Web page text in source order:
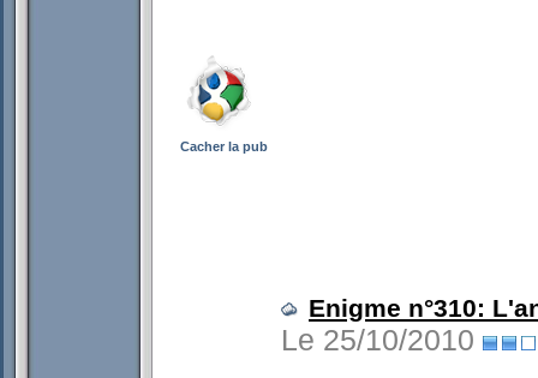
Cacher la pub
Enigme n°310:
Le 25/10/2010